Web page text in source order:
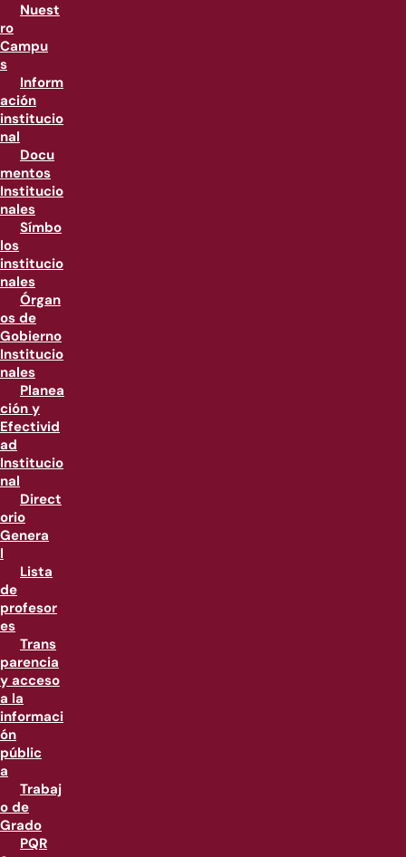
Nuest
ro
Campu
s
Inform
ación
institucio
nal
Docu
mentos
Institucio
nales
Símbo
los
institucio
nales
Órgan
os de
Gobierno
Institucio
nales
Planea
ción y
Efectivid
ad
Institucio
nal
Direct
orio
Genera
l
Lista
de
profesor
es
Trans
parencia
y acceso
a la
informaci
ón
públic
a
Trabaj
o de
Grado
PQR